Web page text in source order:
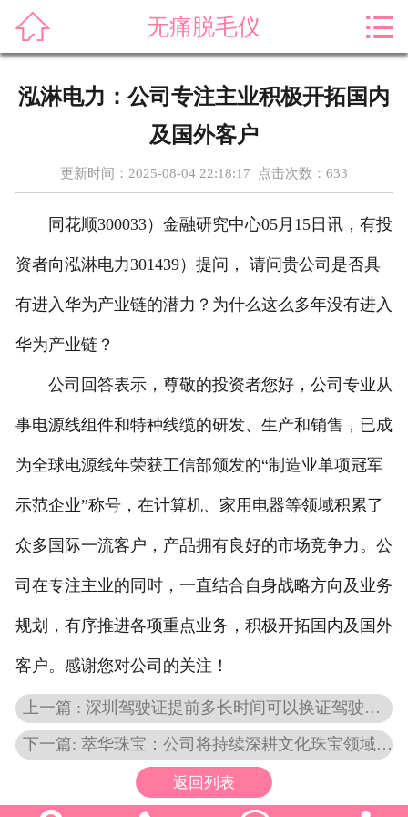
新闻资讯
案例展示
售后服务
科普知识
 无痛脱毛仪 
泓淋电力：公司专注主业积极开拓国内
及国外客户
更新时间：2025-08-04 22:18:17 点击次数： 633
同花顺300033）金融研究中心05月15日讯，有投
资者向泓淋电力301439）提问， 请问贵公司是否具
有进入华为产业链的潜力？为什么这么多年没有进入
华为产业链？
公司回答表示，尊敬的投资者您好，公司专业从
事电源线组件和特种线缆的研发、生产和销售，已成
为全球电源线年荣获工信部颁发的“制造业单项冠军
示范企业”称号，在计算机、家用电器等领域积累了
众多国际一流客户，产品拥有良好的市场竞争力。公
司在专注主业的同时，一直结合自身战略方向及业务
规划，有序推进各项重点业务，积极开拓国内及国外
客户。感谢您对公司的关注！
上一篇 : 深圳驾驶证提前多长时间可以换证驾驶证提前多长时间可以换证是90天还是三个月
下一篇: 萃华珠宝：公司将持续深耕文化珠宝领域不断提升品牌竞争力与市场影响力
返回列表